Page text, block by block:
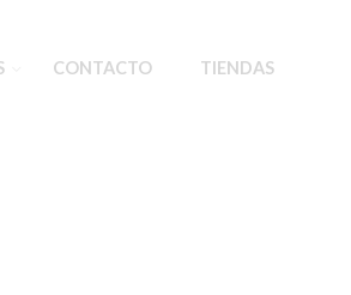
CONTACTO TIENDAS